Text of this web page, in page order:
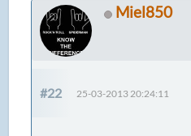
Miel850
#22 25-03-2013 20:24:11